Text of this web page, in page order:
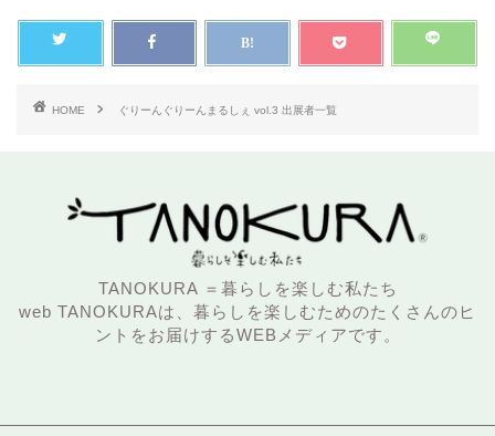
HOME ぐりーんぐりーんまるしぇ vol.3 出展者一覧
TANOKURA ＝暮らしを楽しむ私たち
web TANOKURAは、暮らしを楽しむためのたくさんのヒ
ントをお届けするWEBメディアです。